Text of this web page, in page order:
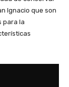
Ignacio que son
para la